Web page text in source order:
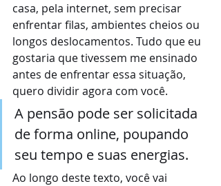
casa, pela internet, sem precisar
enfrentar filas, ambientes cheios ou
longos deslocamentos. Tudo que eu
gostaria que tivessem me ensinado
antes de enfrentar essa situação,
quero dividir agora com você.
A pensão pode ser solicitada
de forma online, poupando
seu tempo e suas energias.
Ao longo deste texto, você vai